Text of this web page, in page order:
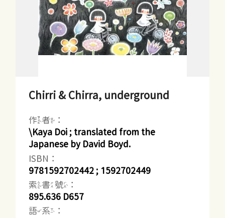
Chirri & Chirra, underground
作者：
\Kaya Doi ; translated from the
Japanese by David Boyd.
ISBN：
9781592702442 ; 1592702449
索書號：
895.636 D657
語系：